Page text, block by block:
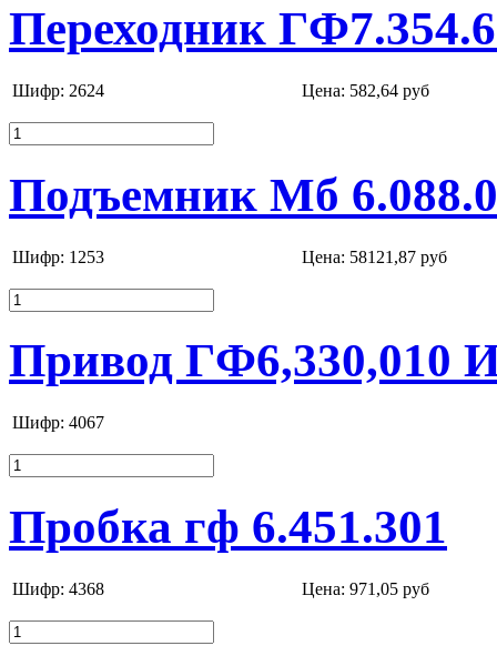
Переходник
Шифр: 2624 Цена: 582,64 руб
Подъемник Мб
Шифр: 1253 Цена: 58121,87 руб
Привод ГФ6,330,010
Шифр: 4067
Пробка гф 6.451.301
Шифр: 4368 Цена: 971,05 руб